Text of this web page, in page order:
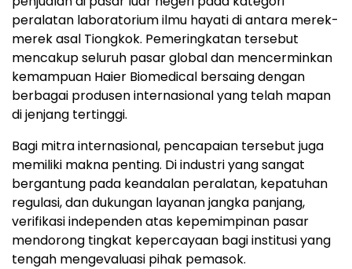
peralatan laboratorium ilmu hayati di antara merek-
merek asal Tiongkok. Pemeringkatan tersebut
mencakup seluruh pasar global dan mencerminkan
kemampuan Haier Biomedical bersaing dengan
berbagai produsen internasional yang telah mapan
di jenjang tertinggi.
Bagi mitra internasional, pencapaian tersebut juga
memiliki makna penting. Di industri yang sangat
bergantung pada keandalan peralatan, kepatuhan
regulasi, dan dukungan layanan jangka panjang,
verifikasi independen atas kepemimpinan pasar
mendorong tingkat kepercayaan bagi institusi yang
tengah mengevaluasi pihak pemasok.